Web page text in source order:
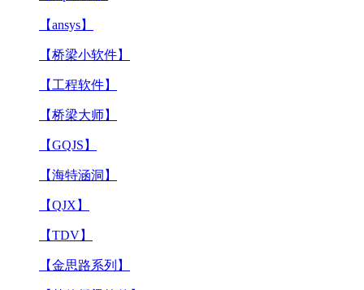
【ansys】
【桥梁小软件】
【工程软件】
【桥梁大师】
【GQJS】
【海特涵洞】
【QJX】
【TDV】
【金思路系列】